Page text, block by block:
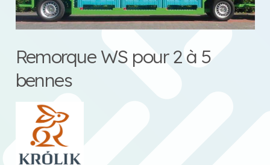
Remorque WS pour 2 à 5
bennes